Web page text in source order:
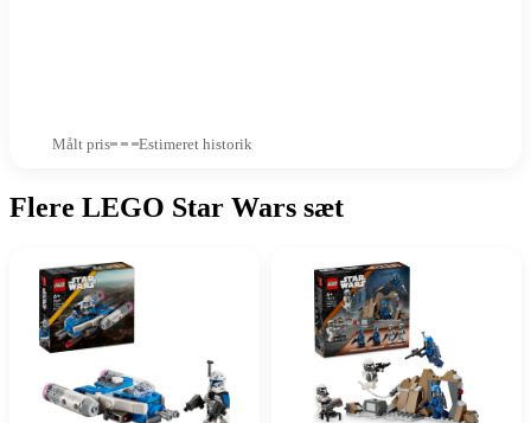
Målt pris Estimeret historik
Flere LEGO Star Wars sæt